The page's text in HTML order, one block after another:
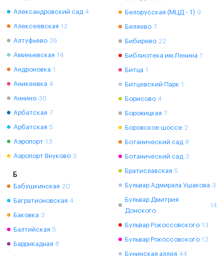
Александровский сад 4
Алексеевская 12
Алтуфьево 36
Аминьевская 14
Андроновка 1
Аникеевка 4
Аннино 30
Арбатская 7
Арбатская 5
Аэропорт 13
Аэропорт Внуково 3
Б
Бабушкинская 20
Багратионовская 4
Баковка 3
Балтийская 5
Баррикадная 8
Белорусская (МЦД - 1) 9
Беляево 7
Бибирево 22
Библиотека им.Ленина 1
Битца 1
Битцевский Парк 1
Борисово 4
Боровицкая 7
Боровское шоссе 2
Ботанический сад 8
Ботанический сад 3
Братиславская 5
Бульвар Адмирала Ушакова 3
Бульвар Дмитрия
Донского
14
Бульвар Рокоссовского 13
Бульвар Рокоссовского 12
Бунинская аллея 44